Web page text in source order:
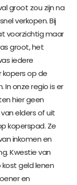
groot zou zijn na
verkopen. Bij
voorzichtig maar
groot, het
iedere
kopers op de
onze regio is er
hier geen
elders of uit
koperspad. Ze
inkomen en
Kwestie van
kost geld lenen
en